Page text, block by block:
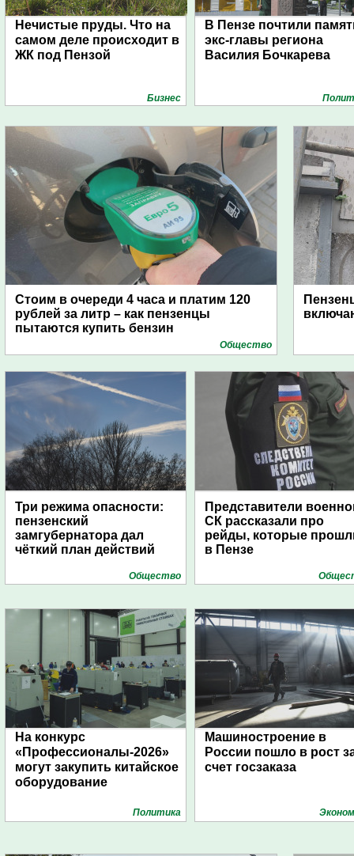
Нечистые пруды. Что на
самом деле происходит в
ЖК под Пензой
Бизнес
В Пензе почтили
экс-главы региона
Василия Бочкарева
Стоим в очереди 4 часа и платим 120
рублей за литр – как пензенцы
пытаются купить бензин
Общество
Три режима опасности:
пензенский
замгубернатора дал
чёткий план действий
Общество
Представители
СК рассказали про
рейды, которые
в Пензе
На конкурс
«Профессионалы-2026»
могут закупить китайское
оборудование
Политика
Машиностроение в
России пошло в рост
счет госзаказа